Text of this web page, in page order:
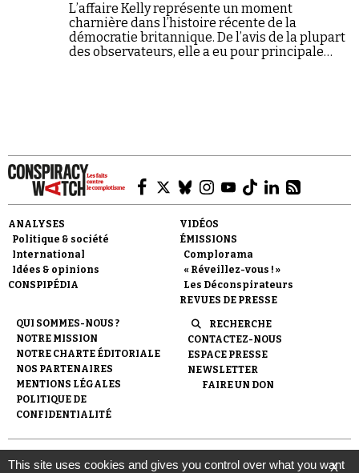
Revues de presse
Faire un don
Demander à Vera
L’affaire Kelly représente un moment
charnière dans l’histoire récente de la
démocratie britannique. De l’avis de la plupart
des observateurs, elle a eu pour principale
ANALYSES
Politique & société
International
Idées & opinions
CONSPIPÉDIA
VIDÉOS
ÉMISSIONS
Complorama
« Réveillez-vous ! »
Les Déconspirateurs
REVUES DE PRESSE
QUI SOMMES-NOUS ?
NOTRE MISSION
NOTRE CHARTE ÉDITORIALE
NOS PARTENAIRES
MENTIONS LÉGALES
POLITIQUE DE
CONFIDENTIALITÉ
RECHERCHE
CONTACTEZ-NOUS
ESPACE PRESSE
NEWSLETTER
FAIRE UN DON
© 2007- 2026 Conspiracy Watch | Une réalisation de
l'Observatoire du conspirationnisme (association loi de 1901) avec
X
This site uses cookies and gives you control over what you want